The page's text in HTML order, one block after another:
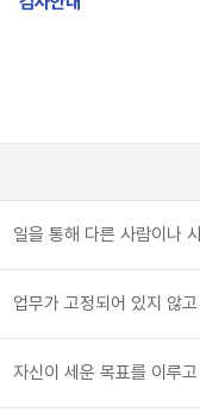
일을 통해 다른 사람이나
업무가 고정되어 있지 않
자신이 세운 목표를 이루